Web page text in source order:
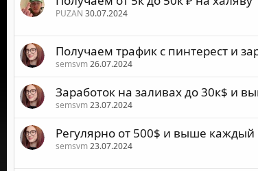
PUZAN 30.07.2024
Получаем трафик с пинтерест и
semsvm26.07.2024
Заработок на заливах до 30к$ и
semsvm23.07.2024
Регулярно от 500$ и выше
semsvm23.07.2024